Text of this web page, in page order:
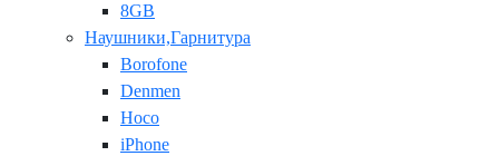
8GB
Наушники,Гарнитура
Borofone
Denmen
Hoco
iPhone